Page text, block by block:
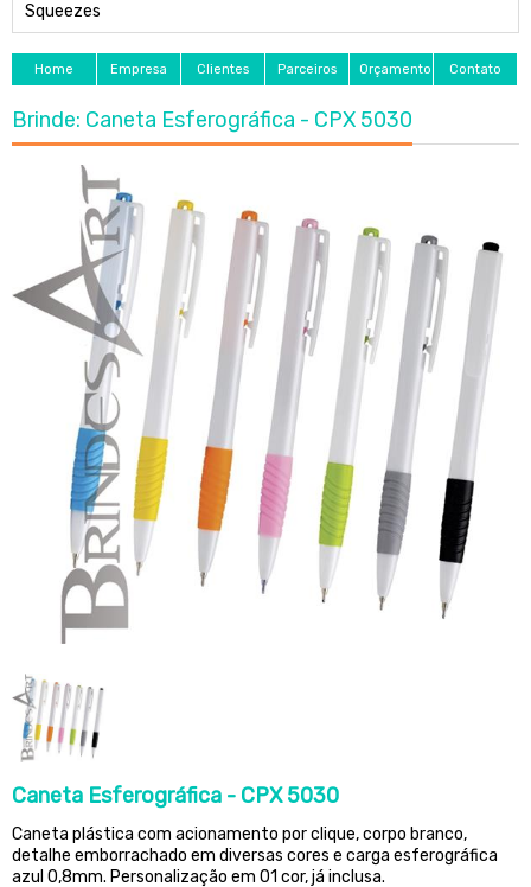
Squeezes
Home Empresa Clientes Parceiros Orçamento Contato
Brinde: Caneta Esferográfica - CPX 5030
Caneta Esferográfica - CPX 5030
Caneta plástica com acionamento por clique, corpo branco,
detalhe emborrachado em diversas cores e carga esferográfica
azul 0,8mm. Personalização em 01 cor, já inclusa.